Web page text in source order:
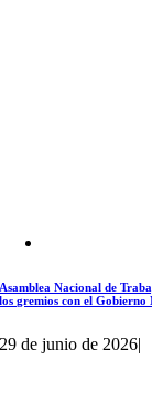
Asamblea Nacional de
los gremios con el Gobierno
29 de junio de 2026|